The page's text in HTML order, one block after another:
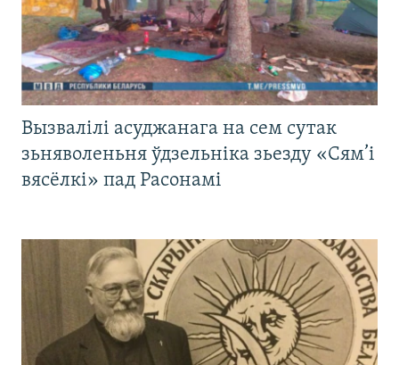
Вызвалілі асуджанага на сем сутак
зьняволеньня ўдзельніка зьезду «Сям’і
вясёлкі» пад Расонамі